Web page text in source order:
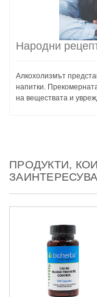
Народни
Алкохолизмът
напитки.
на веществата и
ПРОДУКТИ,